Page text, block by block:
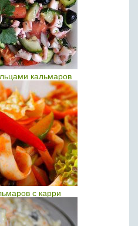
кальмаров
с карри